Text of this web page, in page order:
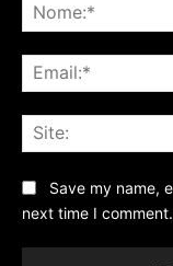
Save my name,
next time I comment.